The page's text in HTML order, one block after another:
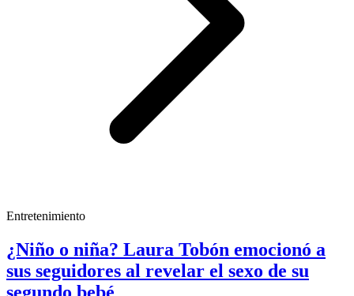
Entretenimiento
¿Niño o niña? Laura Tobón emocionó a
sus seguidores al revelar el sexo de su
segundo bebé